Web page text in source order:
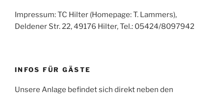
Impressum: TC Hilter (Homepage: T. Lammers),
Deldener Str. 22, 49176 Hilter, Tel.: 05424/8097942
INFOS FÜR GÄSTE
Unsere Anlage befindet sich direkt neben den